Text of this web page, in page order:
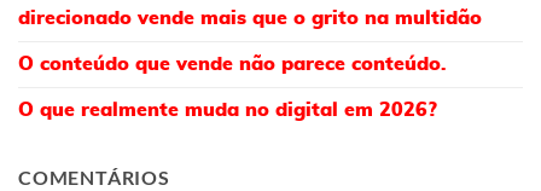
direcionado vende mais que o grito na multidão
O conteúdo que vende não parece conteúdo.
O que realmente muda no digital em 2026?
COMENTÁRIOS